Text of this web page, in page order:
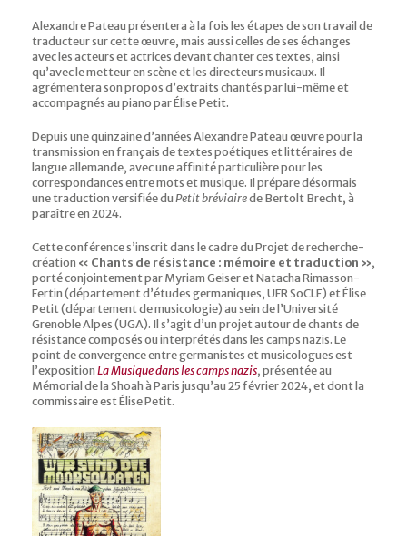
Alexandre Pateau présentera à la fois les étapes de son travail de
traducteur sur cette œuvre, mais aussi celles de ses échanges
avec les acteurs et actrices devant chanter ces textes, ainsi
qu’avec le metteur en scène et les directeurs musicaux. Il
agrémentera son propos d’extraits chantés par lui-même et
accompagnés au piano par Élise Petit.
Depuis une quinzaine d’années Alexandre Pateau œuvre pour la
transmission en français de textes poétiques et littéraires de
langue allemande, avec une affinité particulière pour les
correspondances entre mots et musique. Il prépare désormais
une traduction versifiée du Petit bréviairede Bertolt Brecht, à
paraître en 2024.
Cette conférence s’inscrit dans le cadre du Projet de recherche-
création « Chants de résistance : mémoire et traduction »,
porté conjointement par Myriam Geiser et Natacha Rimasson-
Fertin (département d’études germaniques, UFR SoCLE) et Élise
Petit (département de musicologie) au sein de l’Université
Grenoble Alpes (UGA). Il s’agit d’un projet autour de chants de
résistance composés ou interprétés dans les camps nazis. Le
point de convergence entre germanistes et musicologues est
l’exposition La Musique dans les camps nazis, présentée au
Mémorial de la Shoah à Paris jusqu’au 25 février 2024, et dont la
commissaire est Élise Petit.